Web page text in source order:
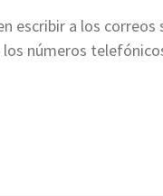
escribir a los correos
números